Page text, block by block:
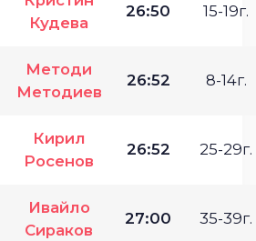
Кудева
26:50 15-19г.
Методи
Методиев
26:52 8-14г.
Кирил
Росенов
26:52 25-29г.
Ивайло
Сираков
27:00 35-39г.